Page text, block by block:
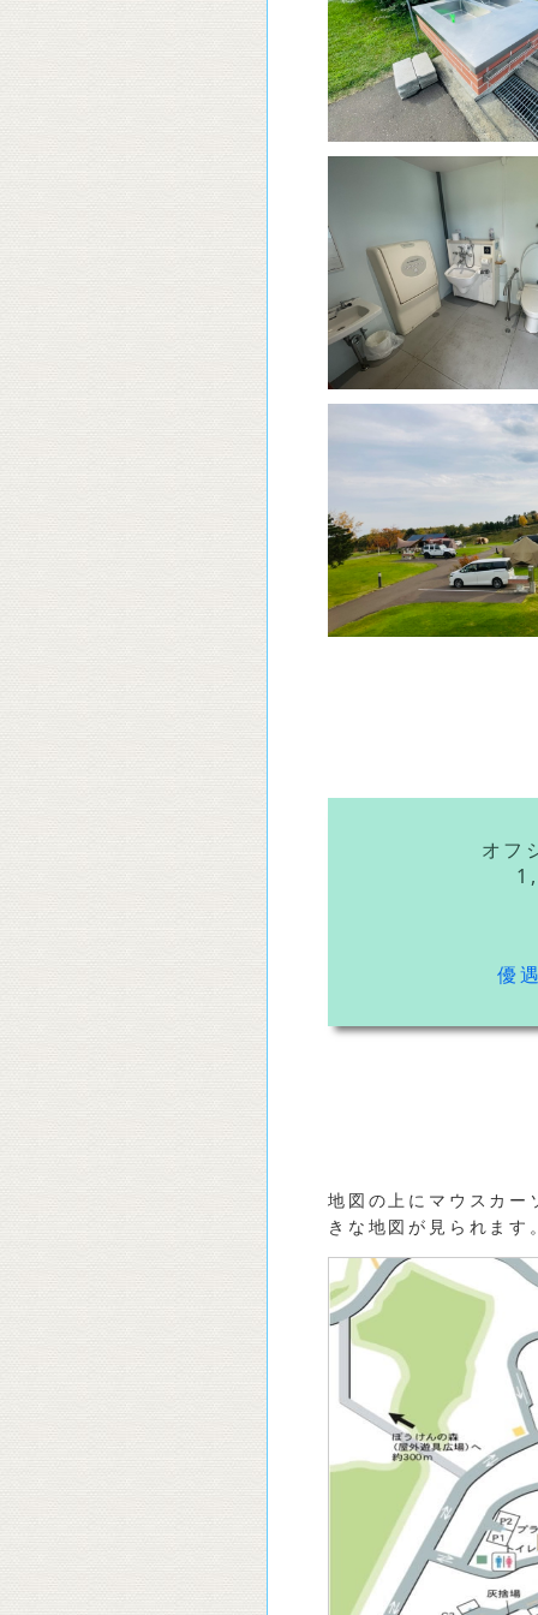
オフ
優
地図の上にマウスカ
きな地図が見られます